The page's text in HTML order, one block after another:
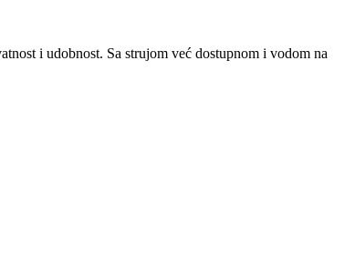
i udobnost. Sa strujom već dostupnom i vodom na